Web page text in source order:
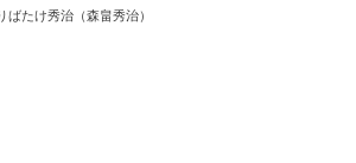
たけ秀治（森畠秀治）